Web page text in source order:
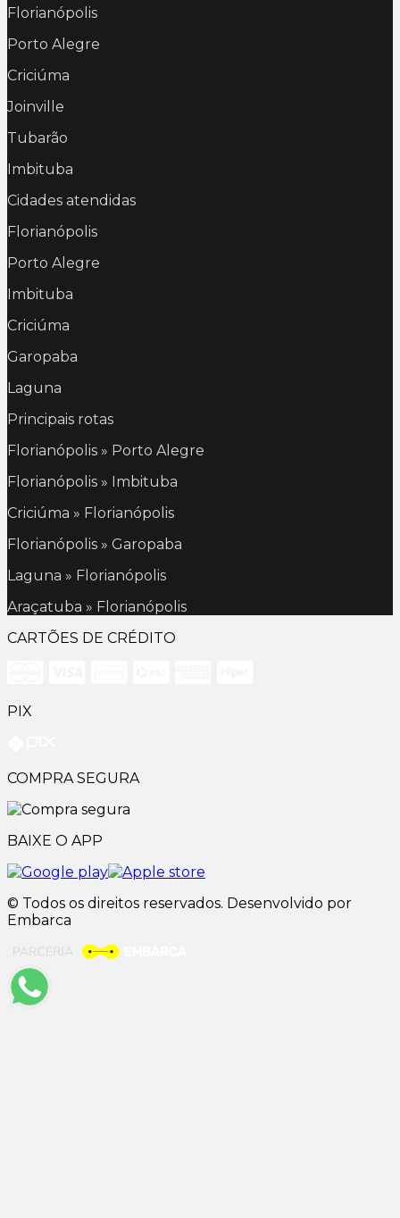
Florianópolis
Porto Alegre
Criciúma
Joinville
Tubarão
Imbituba
Cidades atendidas
Florianópolis
Porto Alegre
Imbituba
Criciúma
Garopaba
Laguna
Principais rotas
Florianópolis » Porto Alegre
Florianópolis » Imbituba
Criciúma » Florianópolis
Florianópolis » Garopaba
Laguna » Florianópolis
Araçatuba » Florianópolis
CARTÕES DE CRÉDITO
PIX
COMPRA SEGURA
BAIXE O APP
© Todos os direitos reservados. Desenvolvido por
Embarca